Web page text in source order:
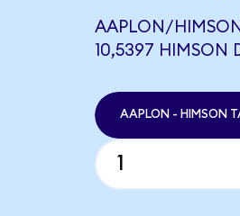
AAPLON/
10,5397 HIMSON
AAPLON - HIMSON